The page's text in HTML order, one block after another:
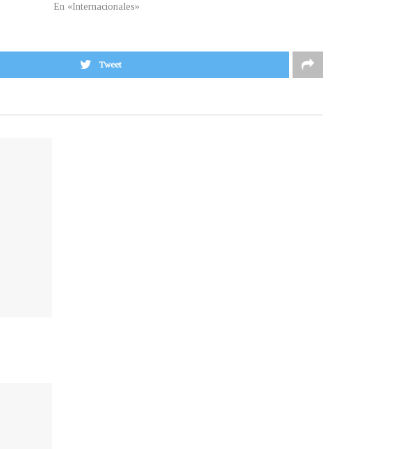
En «Internacionales»
Tweet